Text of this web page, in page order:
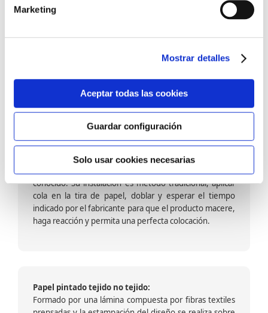
Marketing
Mostrar detalles
Aceptar todas las cookies
Guardar configuración
Solo usar cookies necesarias
barniz multiadherente en base agua. En zonas de
fuegos, se recomienda proteger con placas, silestone,
dado que el frotar en exceso dañaría el papel. Su
colocación es cola en la pared y tira en seco, sin
colocación es fácil rápida y sencilla.
Papel pintado calidad papel:
Formado por una capa de papel sobre un soporte de
conocido. Su instalación es método tradicional, aplicar
cola en la tira de papel, doblar y esperar el tiempo
indicado por el fabricante para que el producto macere,
haga reacción y permita una perfecta colocación.
Papel pintado tejido no tejido:
Formado por una lámina compuesta por fibras textiles